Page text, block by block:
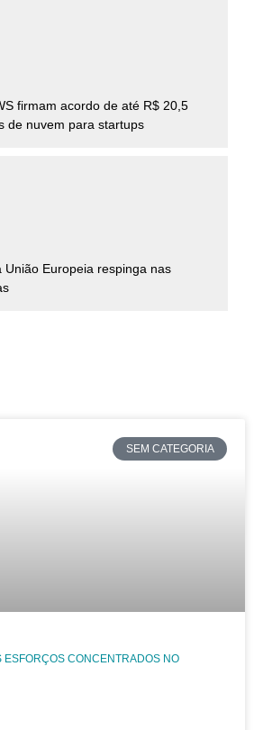
firmam acordo de até R$ 20,5
de nuvem para startups
União Europeia respinga nas
SEM CATEGORIA
ESFORÇOS CONCENTRADOS NO